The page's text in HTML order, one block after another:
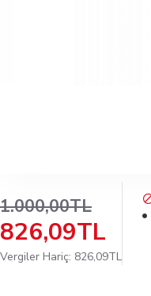
826,09TL
1.000,00TL
Vergiler Hariç: 826,09TL